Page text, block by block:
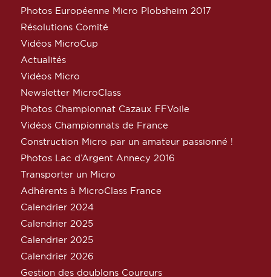
Photos Européenne Micro Plobsheim 2017
Résolutions Comité
Vidéos MicroCup
Actualités
Vidéos Micro
Newsletter MicroClass
Photos Championnat Cazaux FFVoile
Vidéos Championnats de France
Construction Micro par un amateur passionné !
Photos Lac d’Argent Annecy 2016
Transporter un Micro
Adhérents à MicroClass France
Calendrier 2024
Calendrier 2025
Calendrier 2025
Calendrier 2026
Gestion des doublons Coureurs